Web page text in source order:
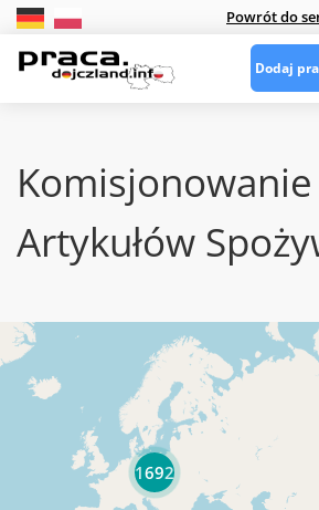
Powrót do
Dodaj
Komisjonowanie
Artykułów
1692